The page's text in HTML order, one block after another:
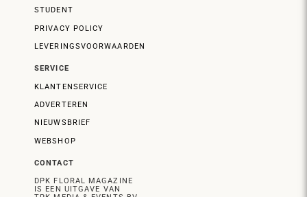
STUDENT
PRIVACY POLICY
LEVERINGSVOORWAARDEN
SERVICE
KLANTENSERVICE
ADVERTEREN
NIEUWSBRIEF
WEBSHOP
CONTACT
DPK FLORAL MAGAZINE
IS EEN UITGAVE VAN